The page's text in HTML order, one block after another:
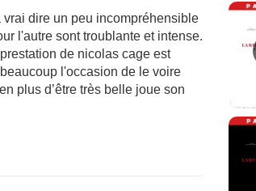
dire un peu incompréhensible
l'autre sont troublante et intense.
de nicolas cage est
l'occasion de le voire
plus d’être très belle joue son